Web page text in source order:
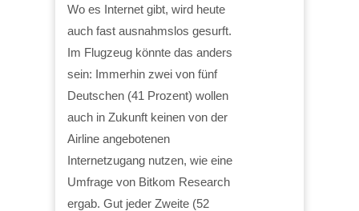
Wo es Internet gibt, wird heute
auch fast ausnahmslos gesurft.
Im Flugzeug könnte das anders
sein: Immerhin zwei von fünf
Deutschen (41 Prozent) wollen
auch in Zukunft keinen von der
Airline angebotenen
Internetzugang nutzen, wie eine
Umfrage von Bitkom Research
ergab. Gut jeder Zweite (52